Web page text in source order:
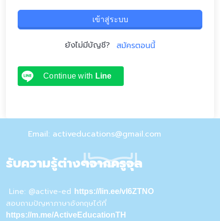
เข้าสู่ระบบ
ยังไม่มีบัญชี? สมัครตอนนี้
Continue with Line
Email: activeducations@gmail.com
รับความรู้ต่างๆจากครูจุล
Line: @active-ed https://lin.ee/vI6ZTNO
สอบถามปัญหาภาษาอังกฤษได้ที่
https://m.me/ActiveEducationTH